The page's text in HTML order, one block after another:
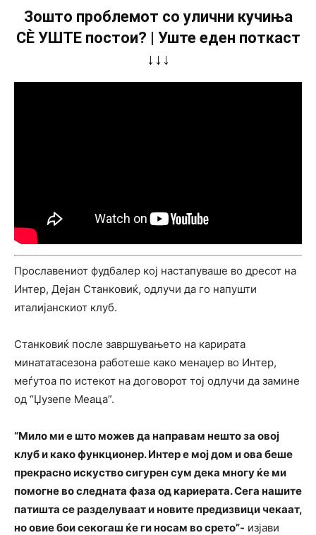
Зошто проблемот со улични кучиња
СÈ УШТЕ постои? | Уште еден поткаст
↓↓↓
Прославениот фудбалер кој настапуваше во дресот на
Интер, Дејан Станковиќ, одлучи да го напушти
италијанскиот клуб.
Станковиќ после завршувањето на карирата
минататасезона работеше како менаџер во Интер,
меѓутоа по истекот на договорот тој одлучи да замине
од “Џузепе Меаца”.
“Мило ми е што можев да направам нешто за овој
клуб и како функционер. Интер е мој дом и ова беше
прекрасно искуство сигурен сум дека многу ќе ми
помогне во следната фаза од кариерата. Сега нашите
патишта се разделуваат и новите предизвици чекаат,
но овие бои секогаш ќе ги носам во срето”- изјави